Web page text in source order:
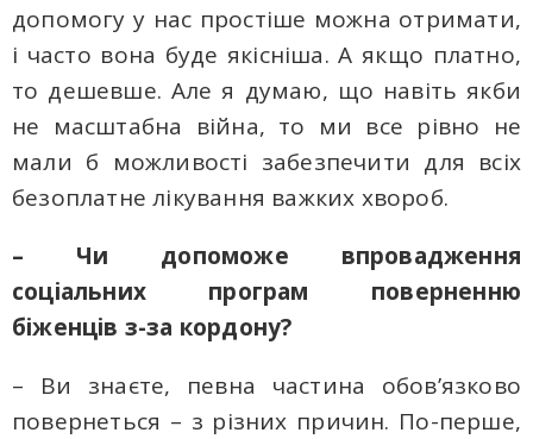
допомогу у нас простіше можна отримати,
і часто вона буде якісніша. А якщо платно,
то дешевше. Але я думаю, що навіть якби
не масштабна війна, то ми все рівно не
мали б можливості забезпечити для всіх
безоплатне лікування важких хвороб.
– Чи допоможе впровадження
соціальних програм поверненню
біженців з-за кордону?
– Ви знаєте, певна частина обов’язково
повернеться – з різних причин. По-перше,